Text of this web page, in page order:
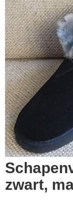
zwart,